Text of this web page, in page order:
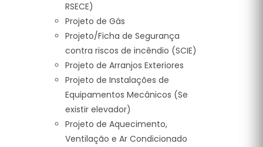
RSECE)
Projeto de Gás
Projeto/Ficha de Segurança
contra riscos de incêndio (SCIE)
Projeto de Arranjos Exteriores
Projeto de Instalações de
Equipamentos Mecânicos (Se
existir elevador)
Projeto de Aquecimento,
Ventilação e Ar Condicionado